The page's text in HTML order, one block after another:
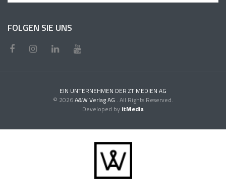
FOLGEN SIE UNS
EIN UNTERNEHMEN DER ZT MEDIEN AG
© 2026A&W Verlag AG . All Rights Reserved.
Developed by itMedia